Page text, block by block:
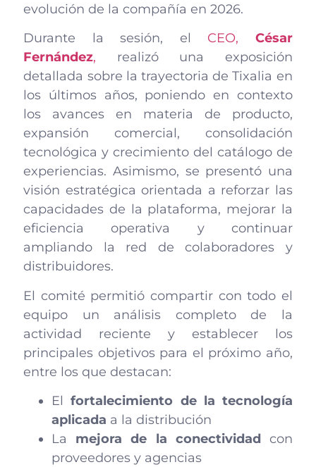
evolución de la compañía en 2026.
Durante la sesión, el CEO, César
Fernández, realizó una exposición
detallada sobre la trayectoria de Tixalia en
los últimos años, poniendo en contexto
los avances en materia de producto,
expansión comercial, consolidación
tecnológica y crecimiento del catálogo de
experiencias. Asimismo, se presentó una
visión estratégica orientada a reforzar las
capacidades de la plataforma, mejorar la
eficiencia operativa y continuar
ampliando la red de colaboradores y
distribuidores.
El comité permitió compartir con todo el
equipo un análisis completo de la
actividad reciente y establecer los
principales objetivos para el próximo año,
entre los que destacan:
Elfortalecimiento de la tecnología
aplicada a la distribución
La mejora de la conectividad con
proveedores y agencias